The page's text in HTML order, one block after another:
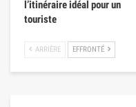
l’itinéraire idéal pour un
touriste
ARRIÈRE EFFRONTÉ